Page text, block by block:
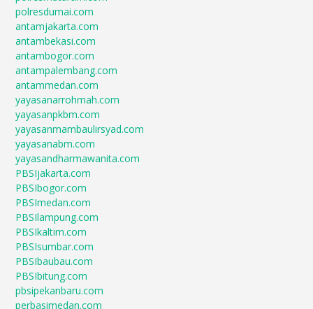
polresdumai.com
antamjakarta.com
antambekasi.com
antambogor.com
antampalembang.com
antammedan.com
yayasanarrohmah.com
yayasanpkbm.com
yayasanmambaulirsyad.com
yayasanabm.com
yayasandharmawanita.com
PBSIjakarta.com
PBSIbogor.com
PBSImedan.com
PBSIlampung.com
PBSIkaltim.com
PBSIsumbar.com
PBSIbaubau.com
PBSIbitung.com
pbsipekanbaru.com
perbasimedan.com